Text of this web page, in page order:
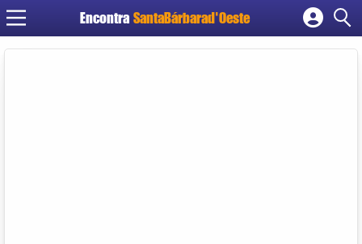
Encontra SantaBárbarad'Oeste
Cadastrar empresa